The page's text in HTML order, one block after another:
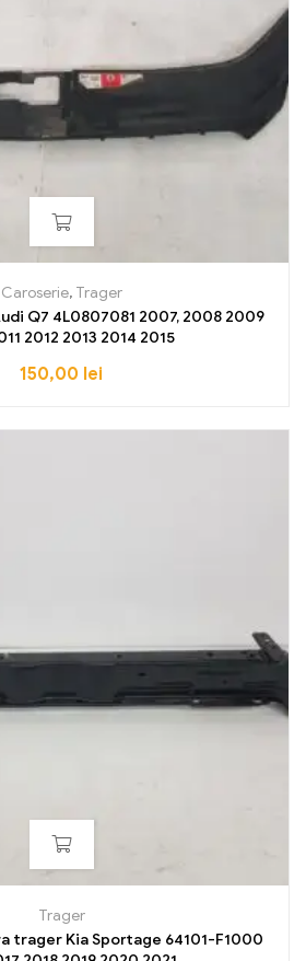
Caroserie, Trager
Q7 4L0807081 2007, 2008 2009
2012 2013 2014 2015
150,00 lei
Trager
trager Kia Sportage 64101-F1000